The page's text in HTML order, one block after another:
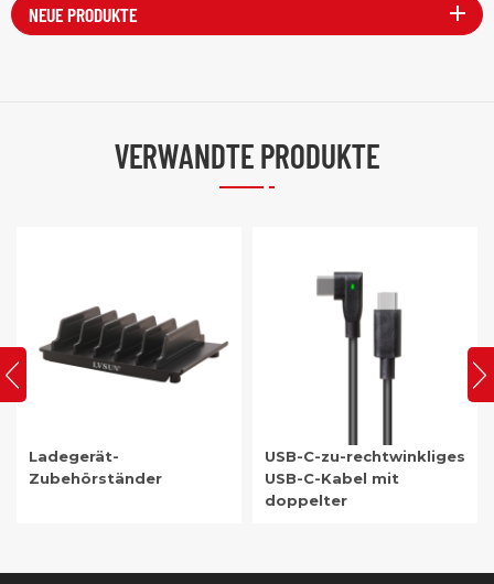
NEUE PRODUKTE
VERWANDTE PRODUKTE
Ladegerät-
Zubehörständer
USB-C-zu-rechtwinkliges
USB-C-Kabel mit
doppelter